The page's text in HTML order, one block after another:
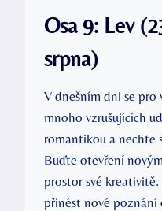
Osa 9: Lev
srpna)
V dnešním dni se pro
mnoho vzrušujících
romantikou a nechte
Buďte otevření
prostor své
přinést nové poznání